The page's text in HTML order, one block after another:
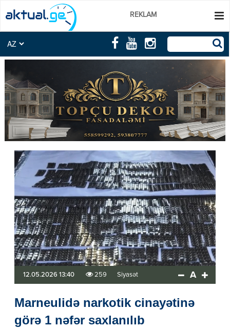
REKLAM
12.05.2026 13:40 259 Siyasət A
Marneulidə narkotik cinayətinə
görə 1 nəfər saxlanılıb